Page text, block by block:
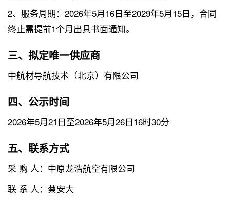
2、服务周期：2026年5月16日至2029年5月15日，合同
终止需提前1个月出具书面通知。
三、拟定唯一供应商
中航材导航技术（北京）有限公司
四、公示时间
2026年5月21日至2026年5月26日16时30分
五、联系方式
采 购 人：中原龙浩航空有限公司
联 系 人：蔡安大